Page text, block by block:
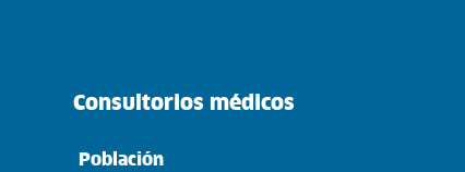
Consultorios médicos
Población